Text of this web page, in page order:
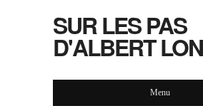
SUR LES PAS
D'ALBERT
Menu